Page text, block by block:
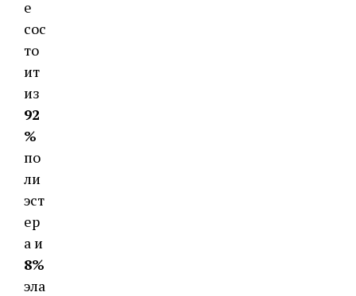
е
сос
то
ит
из
92
%
по
ли
эст
ер
а и
8%
эла